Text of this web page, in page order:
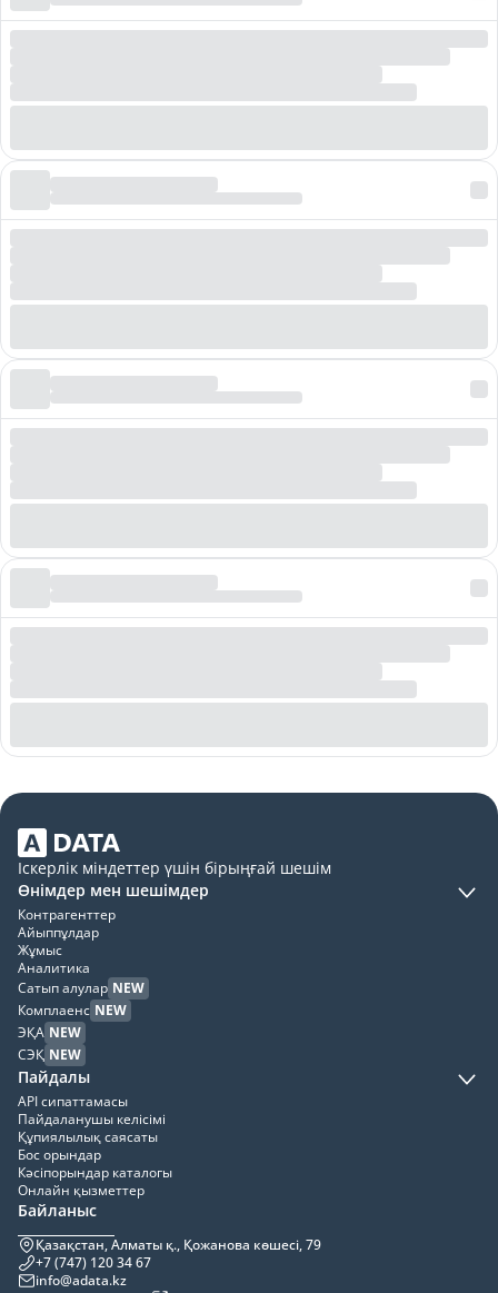
Іскерлік міндеттер үшін бірыңғай шешім
Өнімдер мен шешімдер
Контрагенттер
Айыппұлдар
Жұмыс
Аналитика
Сатып алулар NEW
Комплаенс NEW
ЭҚА NEW
СЭҚ NEW
Пайдалы
API сипаттамасы
Пайдаланушы келісімі
Құпиялылық саясаты
Бос орындар
Кәсіпорындар каталогы
Онлайн қызметтер
Байланыс
Қазақстан, Алматы қ., Қожанова көшесі, 79
+7 (747) 120 34 67
info@adata.kz